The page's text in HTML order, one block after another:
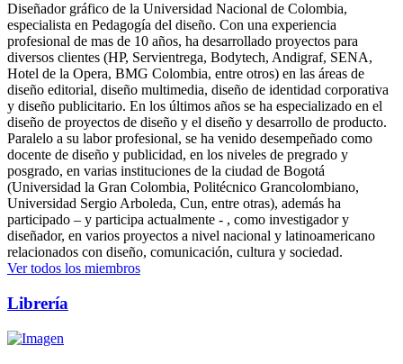
Diseñador gráfico de la Universidad Nacional de Colombia,
especialista en Pedagogía del diseño. Con una experiencia
profesional de mas de 10 años, ha desarrollado proyectos para
diversos clientes (HP, Servientrega, Bodytech, Andigraf, SENA,
Hotel de la Opera, BMG Colombia, entre otros) en las áreas de
diseño editorial, diseño multimedia, diseño de identidad corporativa
y diseño publicitario. En los últimos años se ha especializado en el
diseño de proyectos de diseño y el diseño y desarrollo de producto.
Paralelo a su labor profesional, se ha venido desempeñado como
docente de diseño y publicidad, en los niveles de pregrado y
posgrado, en varias instituciones de la ciudad de Bogotá
(Universidad la Gran Colombia, Politécnico Grancolombiano,
Universidad Sergio Arboleda, Cun, entre otras), además ha
participado – y participa actualmente - , como investigador y
diseñador, en varios proyectos a nivel nacional y latinoamericano
relacionados con diseño, comunicación, cultura y sociedad.
Ver todos los miembros
Librería